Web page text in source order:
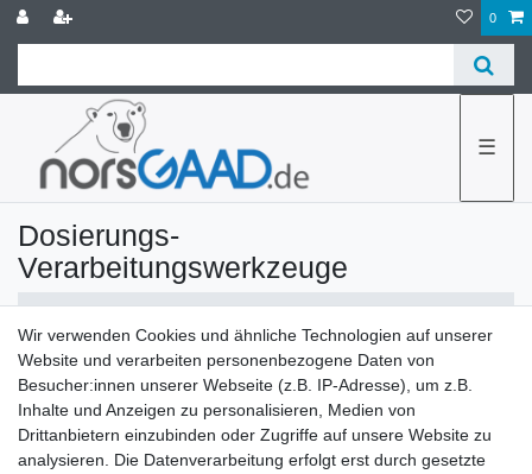
0
☰
Dosierungs-
Verarbeitungswerkzeuge
Filter
Wir verwenden Cookies und ähnliche Technologien auf unserer
Website und verarbeiten personenbezogene Daten von
Besucher:innen unserer Webseite (z.B. IP-Adresse), um z.B.
Inhalte und Anzeigen zu personalisieren, Medien von
Drittanbietern einzubinden oder Zugriffe auf unsere Website zu
analysieren. Die Datenverarbeitung erfolgt erst durch gesetzte